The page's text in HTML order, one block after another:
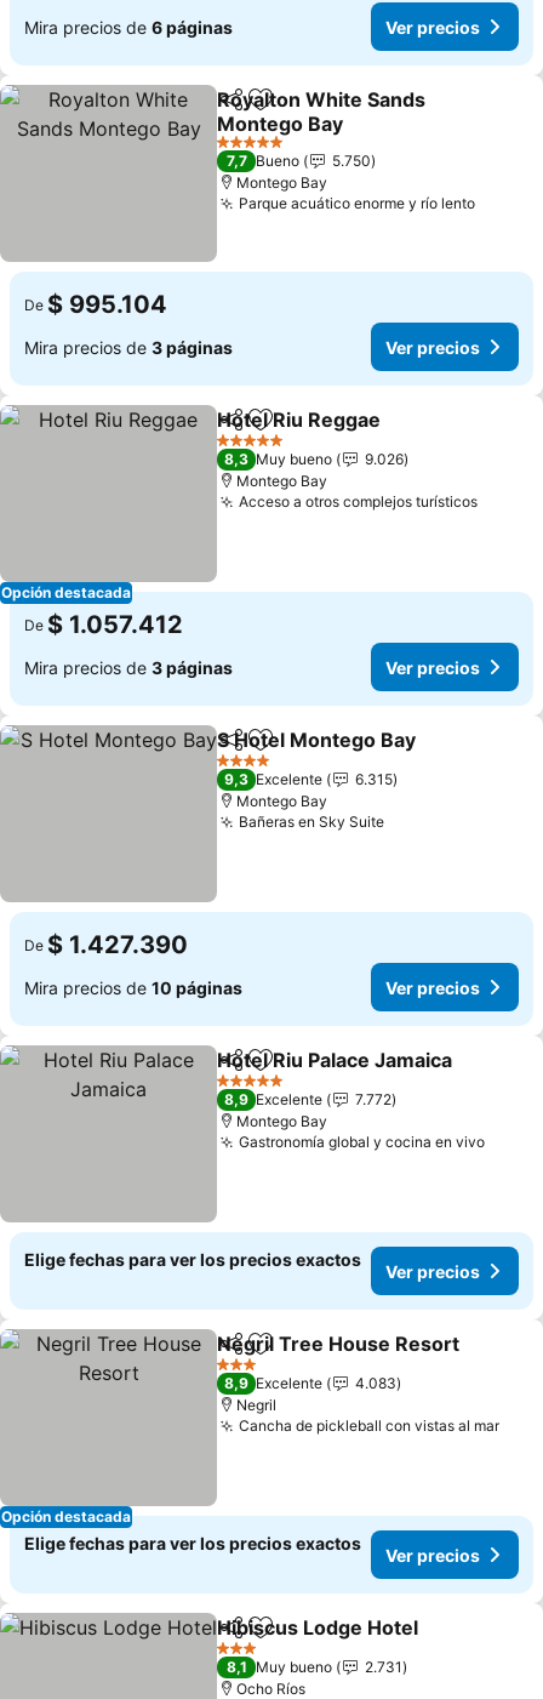
Mira precios de 6 páginas Ver precios
CompartirAgregar a favoritos
Royalton White Sands
Montego Bay
Ver precios
5 Estrellas
7,7 Bueno
5.750
Montego Bay
Parque acuático enorme y río lentoVer
De $ 995.104
Mira precios de 3 páginas Ver precios
Opción destacada
CompartirAgregar a favoritos
Hotel Riu Reggae
5 Estrellas
8,3 Muy bueno
9.026
Montego Bay
Acceso a otros complejos turísticosVer
De $ 1.057.412
Mira precios de 3 páginas Ver precios
CompartirAgregar a favoritos
S Hotel Montego Bay
4 Estrellas
9,3 Excelente
6.315
Montego Bay
Bañeras en Sky SuiteVer precios
De $ 1.427.390
Mira precios de 10 páginas Ver precios
CompartirAgregar a favoritos
Hotel Riu Palace Jamaica
5 Estrellas
8,9 Excelente
7.772
Montego Bay
Gastronomía global y cocina en vivoVer
Elige fechas para ver los precios exactos
Ver precios
Opción destacada
CompartirAgregar a favoritos
Negril Tree House Resort
3 Estrellas
8,9 Excelente
4.083
Negril
Cancha de pickleball con vistas al marVer
Elige fechas para ver los precios exactos
Ver precios
CompartirAgregar a favoritos
Hibiscus Lodge Hotel
3 Estrellas
8,1 Muy bueno
2.731
Ocho Ríos